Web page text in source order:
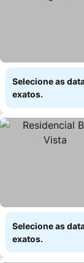
Selecione as
exatos.
Selecione as
exatos.